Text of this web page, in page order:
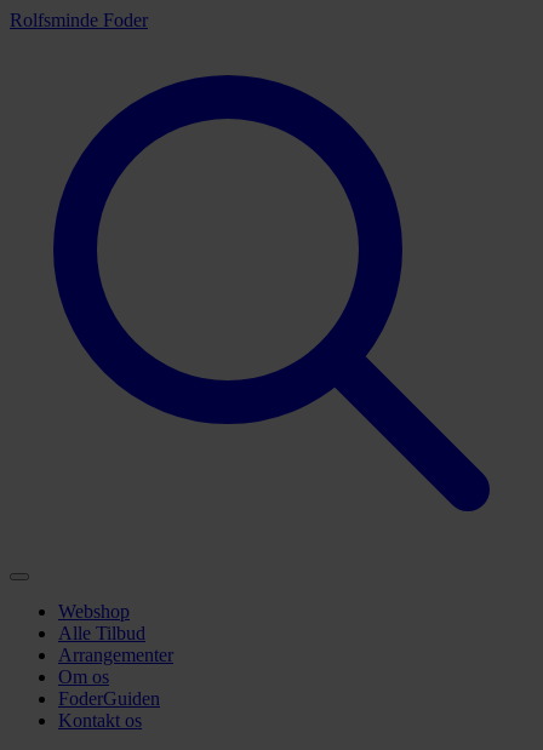
Rolfsminde Foder
Webshop
Alle Tilbud
Arrangementer
Om os
FoderGuiden
Kontakt os